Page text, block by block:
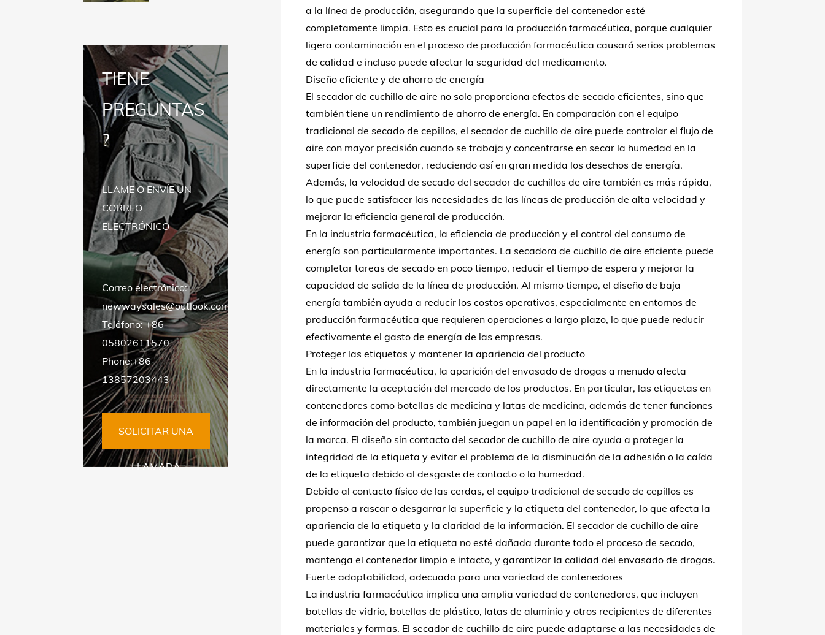
TIENE
PREGUNTAS
?
LLAME O ENVÍE UN
CORREO
ELECTRÓNICO
Correo electrónico:
newwaysales@outlook.com
Teléfono:+86-
05802611570
Phone:+86-
13857203443
SOLICITAR UNA
LLAMADA
a la línea de producción, asegurando que la superficie del contenedor esté
completamente limpia. Esto es crucial para la producción farmacéutica, porque cualquier
ligera contaminación en el proceso de producción farmacéutica causará serios problemas
de calidad e incluso puede afectar la seguridad del medicamento.
Diseño eficiente y de ahorro de energía
El secador de cuchillo de aire no solo proporciona efectos de secado eficientes, sino que
también tiene un rendimiento de ahorro de energía. En comparación con el equipo
tradicional de secado de cepillos, el secador de cuchillo de aire puede controlar el flujo de
aire con mayor precisión cuando se trabaja y concentrarse en secar la humedad en la
superficie del contenedor, reduciendo así en gran medida los desechos de energía.
Además, la velocidad de secado del secador de cuchillos de aire también es más rápida,
lo que puede satisfacer las necesidades de las líneas de producción de alta velocidad y
mejorar la eficiencia general de producción.
En la industria farmacéutica, la eficiencia de producción y el control del consumo de
energía son particularmente importantes. La secadora de cuchillo de aire eficiente puede
completar tareas de secado en poco tiempo, reducir el tiempo de espera y mejorar la
capacidad de salida de la línea de producción. Al mismo tiempo, el diseño de baja
energía también ayuda a reducir los costos operativos, especialmente en entornos de
producción farmacéutica que requieren operaciones a largo plazo, lo que puede reducir
efectivamente el gasto de energía de las empresas.
Proteger las etiquetas y mantener la apariencia del producto
En la industria farmacéutica, la aparición del envasado de drogas a menudo afecta
directamente la aceptación del mercado de los productos. En particular, las etiquetas en
contenedores como botellas de medicina y latas de medicina, además de tener funciones
de información del producto, también juegan un papel en la identificación y promoción de
la marca. El diseño sin contacto del secador de cuchillo de aire ayuda a proteger la
integridad de la etiqueta y evitar el problema de la disminución de la adhesión o la caída
de la etiqueta debido al desgaste de contacto o la humedad.
Debido al contacto físico de las cerdas, el equipo tradicional de secado de cepillos es
propenso a rascar o desgarrar la superficie y la etiqueta del contenedor, lo que afecta la
apariencia de la etiqueta y la claridad de la información. El secador de cuchillo de aire
puede garantizar que la etiqueta no esté dañada durante todo el proceso de secado,
mantenga el contenedor limpio e intacto, y garantizar la calidad del envasado de drogas.
Fuerte adaptabilidad, adecuada para una variedad de contenedores
La industria farmacéutica implica una amplia variedad de contenedores, que incluyen
botellas de vidrio, botellas de plástico, latas de aluminio y otros recipientes de diferentes
materiales y formas. El secador de cuchillo de aire puede adaptarse a las necesidades de